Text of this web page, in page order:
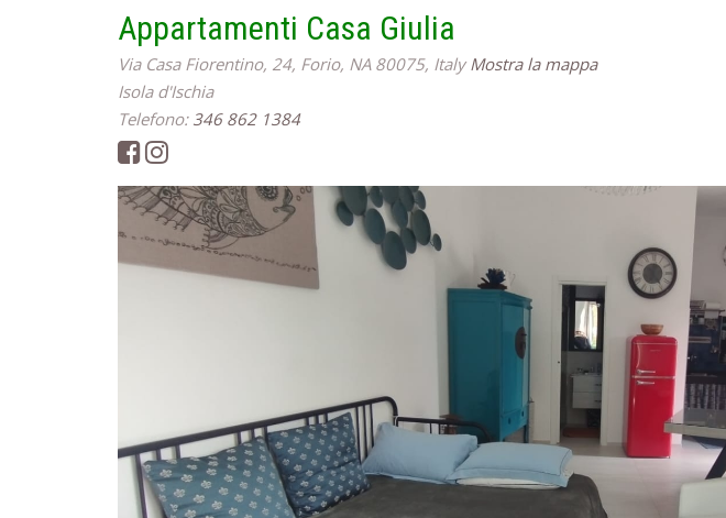
Appartamenti Casa Giulia
Via Casa Fiorentino, 24, Forio, NA 80075, Italy Mostra la mappa
Isola d'Ischia
Telefono: 346 862 1384